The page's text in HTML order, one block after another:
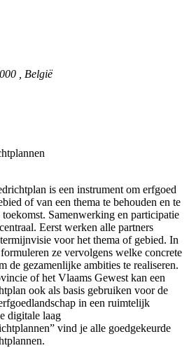
, België
is een instrument om erfgoed
of van een thema te behouden en te
Samenwerking en participatie
Eerst werken alle partners
voor het thema of gebied. In
ze vervolgens welke concrete
de gezamenlijke ambities te realiseren.
of het Vlaams Gewest kan een
ook als basis gebruiken voor de
in een ruimtelijk
digitale laag
vind je alle goedgekeurde